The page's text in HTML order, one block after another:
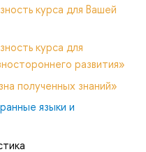
курса для Вашей
курса для
развития»
полученных знаний»
языки и